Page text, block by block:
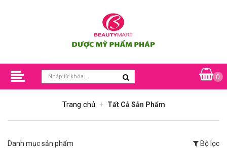
0
Trang chủ Tất Cả Sản Phẩm
Danh mục sản phẩm
Bộ lọc